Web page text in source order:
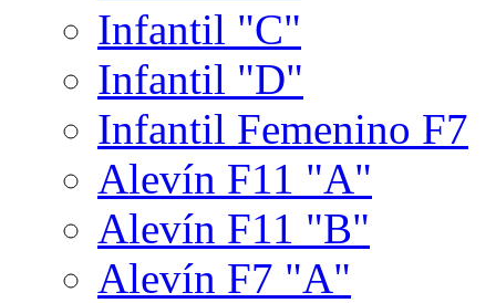
Infantil "C"
Infantil "D"
Infantil Femenino F7
Alevín F11 "A"
Alevín F11 "B"
Alevín F7 "A"